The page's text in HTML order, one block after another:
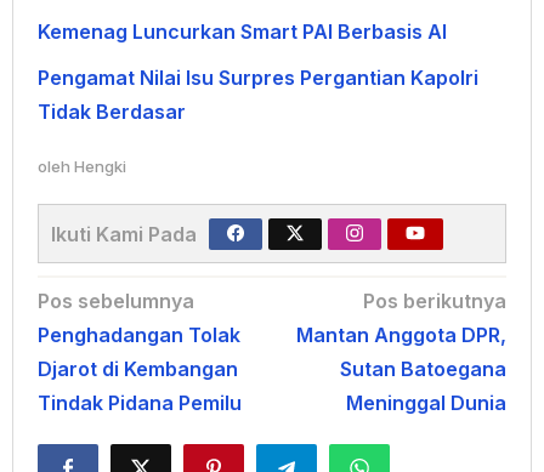
Kemenag Luncurkan Smart PAI Berbasis AI
Pengamat Nilai Isu Surpres Pergantian Kapolri
Tidak Berdasar
oleh Hengki
Ikuti Kami Pada
Navigasi
pos
Pos sebelumnya
Penghadangan Tolak
Djarot di Kembangan
Tindak Pidana Pemilu
Pos berikutnya
Mantan Anggota DPR,
Sutan Batoegana
Meninggal Dunia